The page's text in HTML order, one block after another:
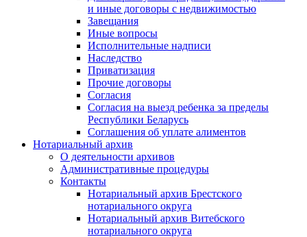
и иные договоры с недвижимостью
Завещания
Иные вопросы
Исполнительные надписи
Наследство
Приватизация
Прочие договоры
Согласия
Согласия на выезд ребенка за пределы
Республики Беларусь
Соглашения об уплате алиментов
Нотариальный архив
О деятельности архивов
Административные процедуры
Контакты
Нотариальный архив Брестского
нотариального округа
Нотариальный архив Витебского
нотариального округа